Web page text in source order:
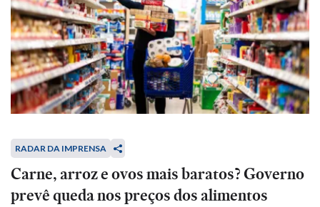
RADAR DA IMPRENSA
Carne, arroz e ovos mais baratos? Governo
prevê queda nos preços dos alimentos